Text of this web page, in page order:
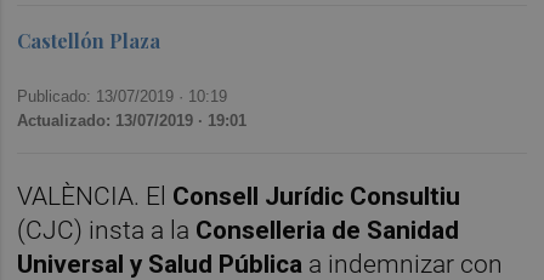
Castellón Plaza
Publicado: 13/07/2019 · 10:19
Actualizado: 13/07/2019 · 19:01
VALÈNCIA. El Consell Jurídic Consultiu
(CJC) insta a la Conselleria de Sanidad
Universal y Salud Pública a indemnizar con